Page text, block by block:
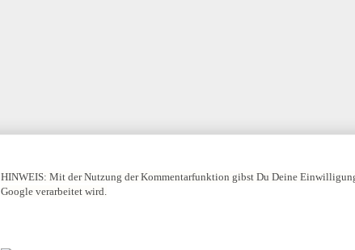
HINWEIS: Mit der Nutzung der Kommentarfunktion gibst Du Deine
Google verarbeitet wird.